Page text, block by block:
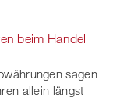
beim Handel
sagen
allein längst